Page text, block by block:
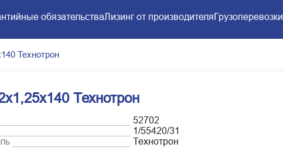
обязательстваЛизинг от производителяГрузоперевозки
Технотрон
Технотрон
52702
1/55420/31
Технотрон